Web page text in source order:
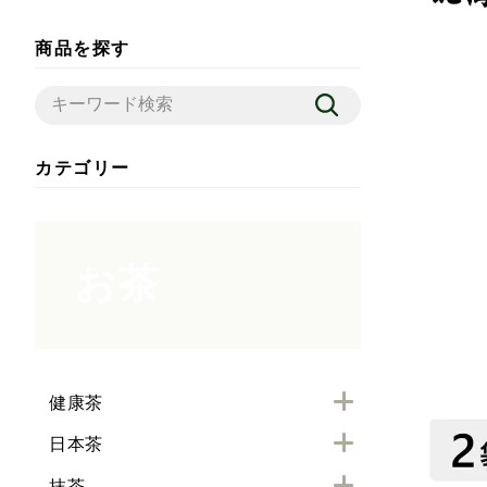
商品を探す
カテゴリー
健康茶
日本茶